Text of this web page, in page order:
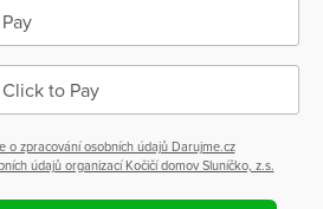
Click to Pay
o zpracování osobních údajů Darujme.cz
údajů organizací Kočičí domov Sluníčko, z.s.